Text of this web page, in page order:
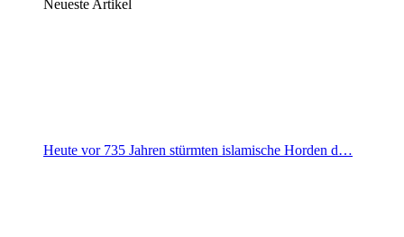
Neueste Artikel
Heute vor 735 Jahren stürmten islamische Horden d…